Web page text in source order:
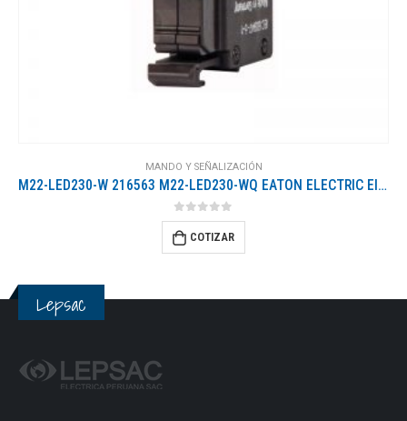
MANDO Y SEÑALIZACIÓN
M22-LED230-W 216563 M22-LED230-WQ EATON ELECTRIC Elemento LED Blanco Montaje frontal 85-264 V AC Conexión a ..
0out of 5
COTIZAR
Lepsac